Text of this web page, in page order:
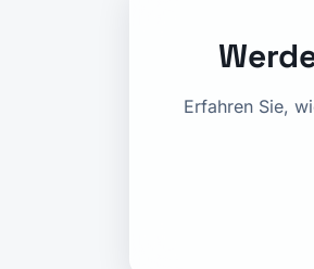
Erfahren Sie,